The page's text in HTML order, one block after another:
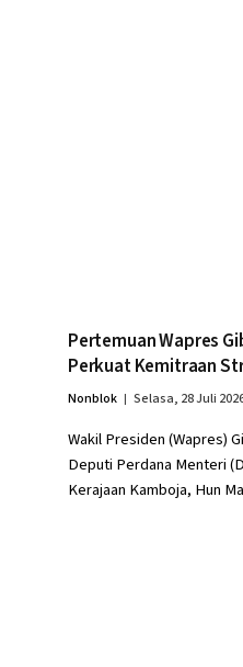
Pertemuan Wapres
Perkuat Kemitraan
Nonblok Selasa, 28 Juli
Wakil Presiden (Wapres)
Deputi Perdana Menteri
Kerajaan Kamboja, Hun